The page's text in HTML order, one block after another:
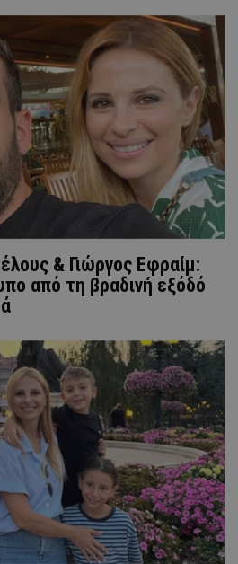
& Γιώργος Εφραίμ:
από τη βραδινή εξόδό